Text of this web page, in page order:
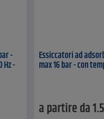
-
-
Essiccatori ad
max 16 bar - con
a partire da